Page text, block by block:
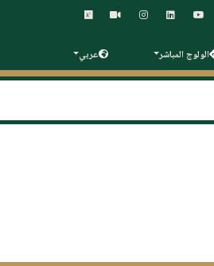
الولوج المباشر عربي